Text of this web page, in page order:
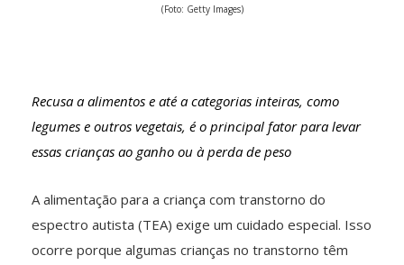
(Foto: Getty Images)
Recusa a alimentos e até a categorias inteiras, como
legumes e outros vegetais, é o principal fator para levar
essas crianças ao ganho ou à perda de peso
A alimentação para a criança com transtorno do
espectro autista (TEA) exige um cuidado especial. Isso
ocorre porque algumas crianças no transtorno têm